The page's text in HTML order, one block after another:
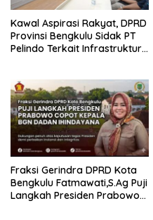
Kawal Aspirasi Rakyat, DPRD
Provinsi Bengkulu Sidak PT
Pelindo Terkait Infrastruktur
Fraksi Gerindra DPRD Kota
Bengkulu Fatmawati,S.Ag Puji
Langkah Presiden Prabowo